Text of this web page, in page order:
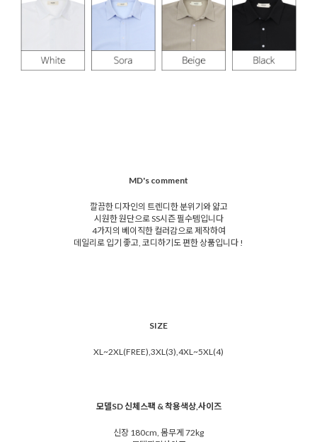
MD's comment
깔끔한 디자인의 트렌디한 분위기와 얇고
시원한 원단으로 SS시즌 필수템입니다
4가지의 베이직한 컬러감으로 제작하여
데일리로 입기 좋고, 코디하기도 편한 상품입니다 !
SIZE
XL~2XL(FREE),3XL(3),4XL~5XL(4)
모델SD 신체스팩 & 착용색상,사이즈
신장 180cm, 몸무게 72kg